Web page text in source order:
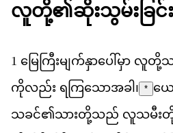
လတို့​၏​ဆသမ ခင
1 မ ကမကနပ မ လတ
ကလည ရ ကသအခ ါ၊ * ယေ
သခင်၏​သတသည လသမ